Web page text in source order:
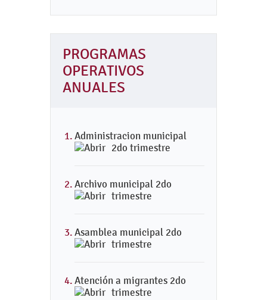
PROGRAMAS
OPERATIVOS
ANUALES
Administracion municipal
2do trimestre
Archivo municipal 2do
trimestre
Asamblea municipal 2do
trimestre
Atención a migrantes 2do
trimestre